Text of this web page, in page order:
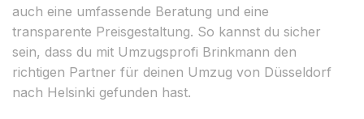
auch eine umfassende Beratung und eine
transparente Preisgestaltung. So kannst du sicher
sein, dass du mit Umzugsprofi Brinkmann den
richtigen Partner für deinen Umzug von Düsseldorf
nach Helsinki gefunden hast.